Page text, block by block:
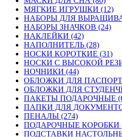
МЯГКИЕ ИГРУШКИ (12)
НАБОРЫ ДЛЯ
НАБОРЫ ЗНАЧКОВ (24)
НАКЛЕЙКИ (42)
НАПОЛНИТЕЛЬ (28)
НОСКИ КОРОТКИЕ (31)
НОСКИ С ВЫСОКОЙ
НОЧНИКИ (44)
ОБЛОЖКИ ДЛЯ
ОБЛОЖКИ ДЛЯ
ПАКЕТЫ ПОДАРОЧНЫЕ
ПАПКИ ДЛЯ
ПЕНАЛЫ (274)
ПОДАРОЧНЫЕ КОРОБКИ
ПОДСТАВКИ